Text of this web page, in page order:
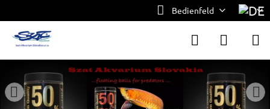
Bedienfeld